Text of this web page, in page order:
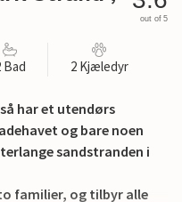
out of 5
Bad 2 Kjæledyr
har et utendørs
og bare noen
sandstranden i
familier, og tilbyr alle